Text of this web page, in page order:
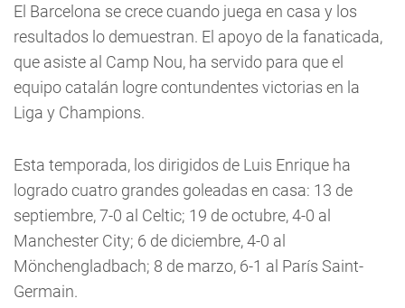
El Barcelona se crece cuando juega en casa y los
resultados lo demuestran. El apoyo de la fanaticada,
que asiste al Camp Nou, ha servido para que el
equipo catalán logre contundentes victorias en la
Liga y Champions.
Esta temporada, los dirigidos de Luis Enrique ha
logrado cuatro grandes goleadas en casa: 13 de
septiembre, 7-0 al Celtic; 19 de octubre, 4-0 al
Manchester City; 6 de diciembre, 4-0 al
Mönchengladbach; 8 de marzo, 6-1 al París Saint-
Germain.